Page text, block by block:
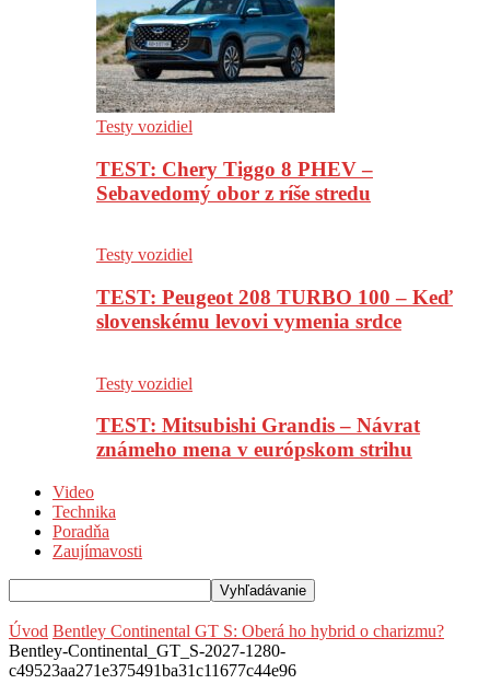
Testy vozidiel
TEST: Chery Tiggo 8 PHEV –
Sebavedomý obor z ríše stredu
Testy vozidiel
TEST: Peugeot 208 TURBO 100 – Keď
slovenskému levovi vymenia srdce
Testy vozidiel
TEST: Mitsubishi Grandis – Návrat
známeho mena v európskom strihu
Video
Technika
Poradňa
Zaujímavosti
Úvod Bentley Continental GT S: Oberá ho hybrid o charizmu?
Bentley-Continental_GT_S-2027-1280-
c49523aa271e375491ba31c11677c44e96